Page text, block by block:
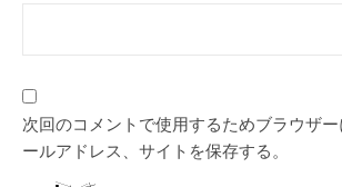
次回のコメントで使用するためブラウザ
ールアドレス、サイトを保存する。